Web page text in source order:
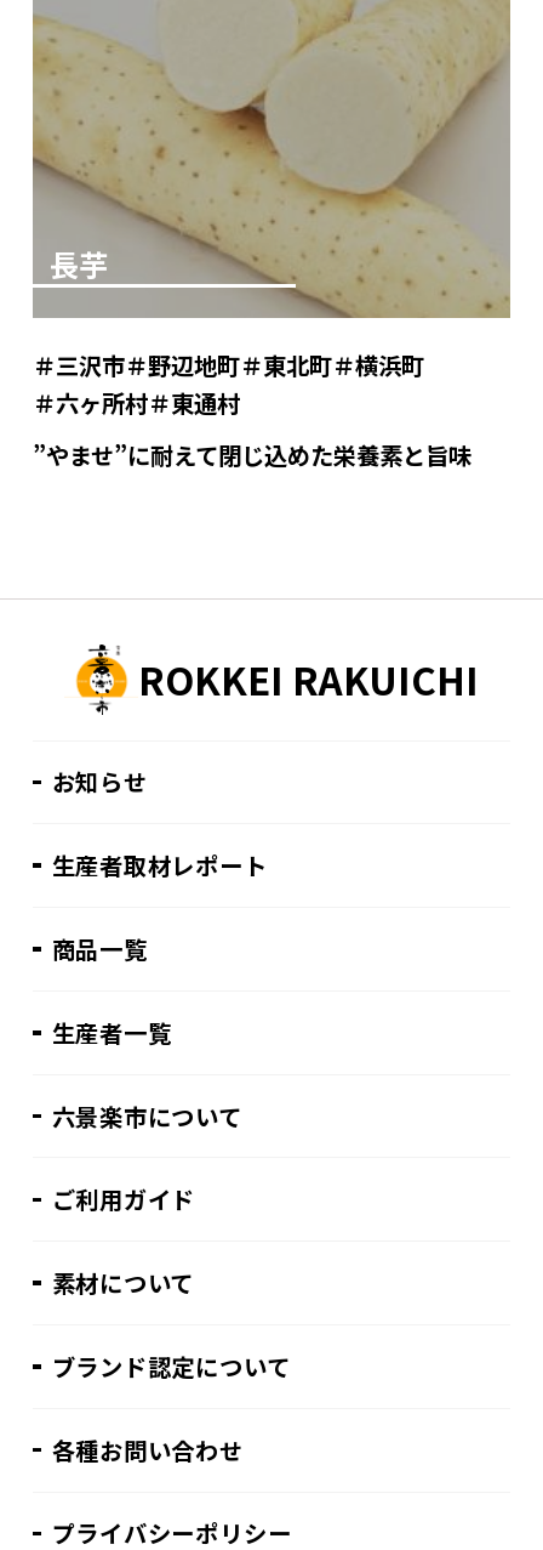
長芋
三沢市 野辺地町 東北町
横浜町
六ヶ所村
東通村
”やませ”に耐えて閉じ込めた栄養素と旨味
ROKKEI RAKUICHI
お知らせ
生産者取材レポート
商品一覧
生産者一覧
六景楽市について
ご利用ガイド
素材について
ブランド認定について
各種お問い合わせ
プライバシーポリシー